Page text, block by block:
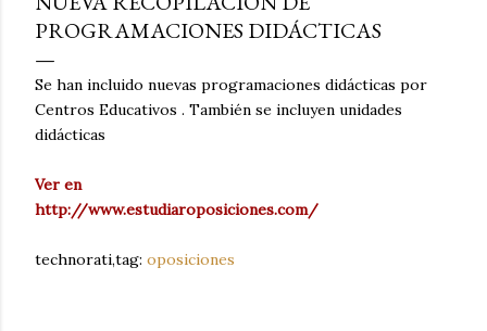
PROGRAMACIONES DIDÁCTICAS
Se han incluido nuevas programaciones didácticas por
Centros Educativos . También se incluyen unidades
didácticas
Ver en
http://www.estudiaroposiciones.com/
technorati,tag: oposiciones